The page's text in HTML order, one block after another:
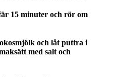
15 minuter och rör om
och låt puttra i
med salt och